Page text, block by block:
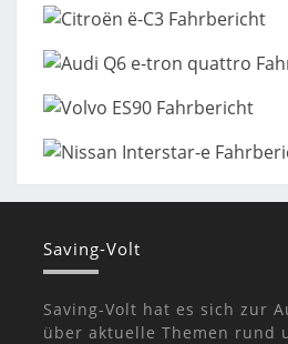
Saving-Volt
Saving-Volt hat es sich zur
über aktuelle Themen rund